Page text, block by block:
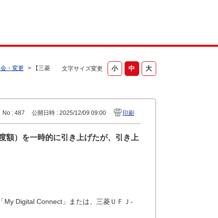
文字サイズ変更
・変更 >
【三菱
No : 487 公開日時 : 2025/12/09 09:00 印刷
額）を一時的に引き上げたが、引き上
My Digital Connect」または、三菱ＵＦＪ-